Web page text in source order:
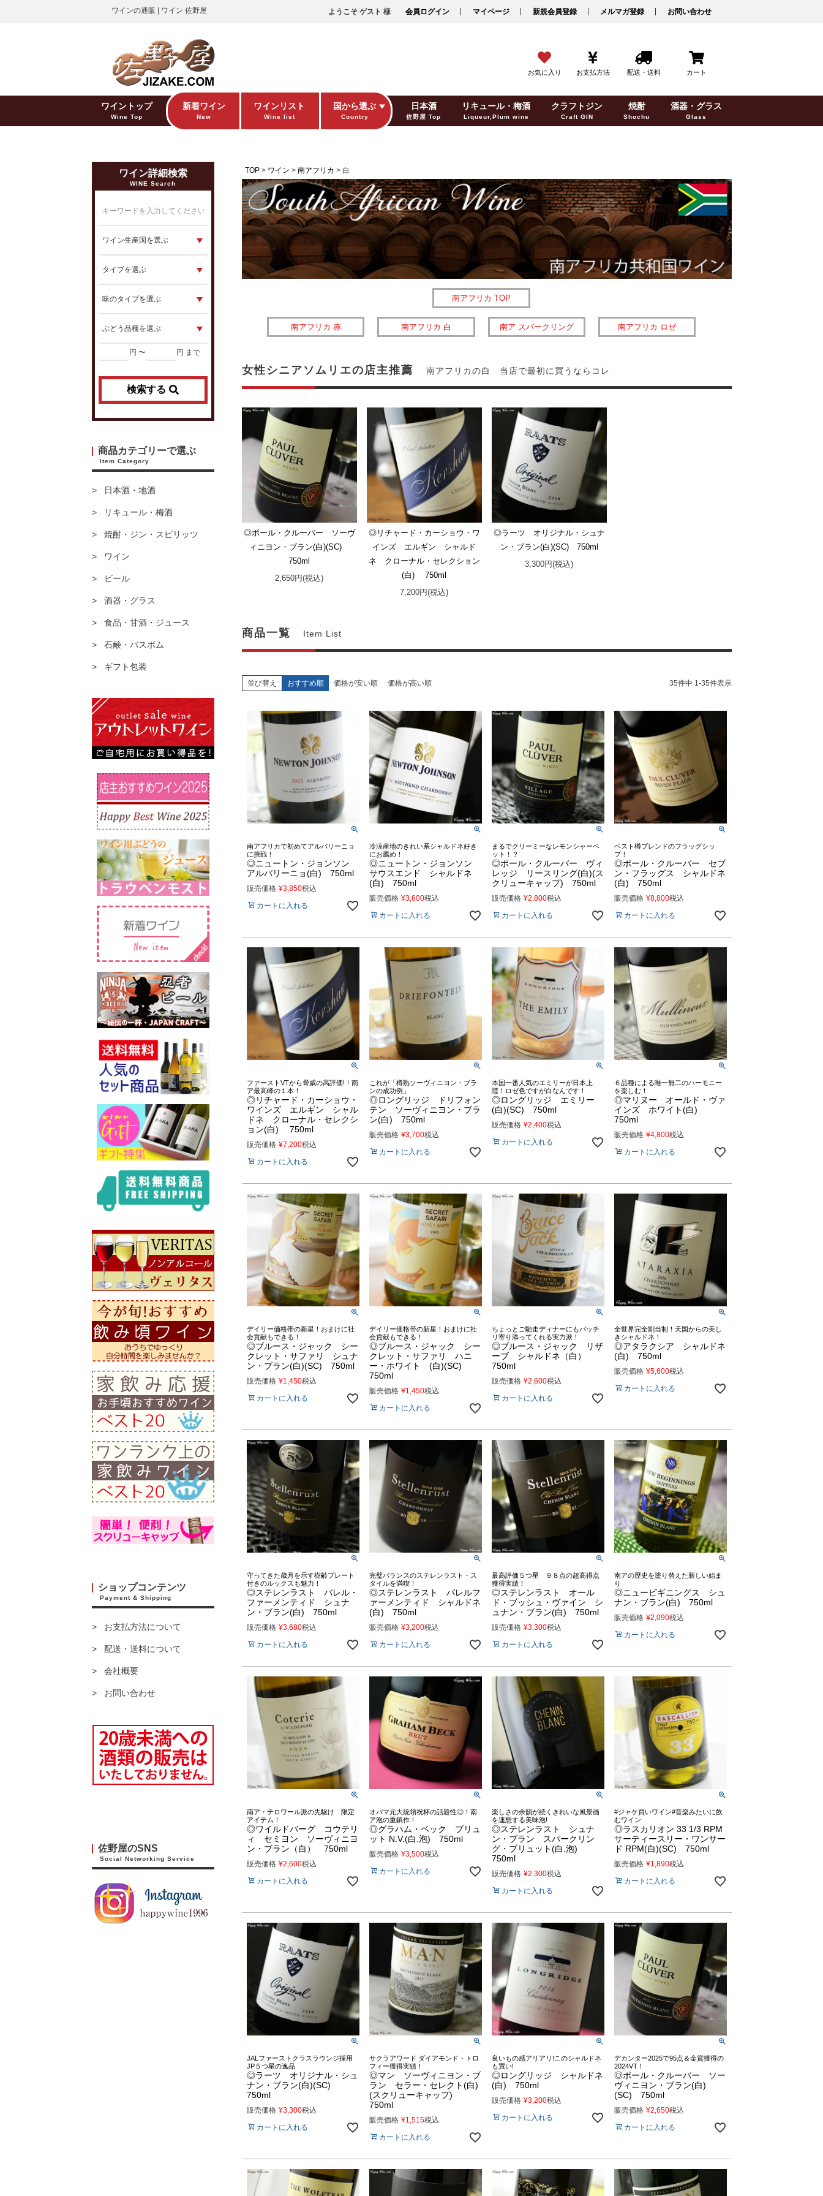
ワインの通販 | ワイン 佐野屋 ようこそ ゲスト 様 会員ログイン マイページ 新規会員登録 メルマガ登録 お問い合わせ
お気に入り お支払方法 配送・送料 カート
ワイントップ
Wine Top
新着ワイン
New
ワインリスト
Wine list
国から選ぶ
Country
日本酒
佐野屋 Top
リキュール・梅酒
Liqueur,Plum wine
クラフトジン
Craft GIN
焼酎
Shochu
酒器・グラス
Glass
ワイン詳細検索
WINE Search
円 〜 円 まで
検索する
商品カテゴリーで選ぶ
Item Category
日本酒・地酒
リキュール・梅酒
焼酎・ジン・スピリッツ
ワイン
ビール
酒器・グラス
食品・甘酒・ジュース
石鹸・バスボム
ギフト包装
ショップコンテンツ
Payment & Shipping
お支払方法について
配送・送料について
会社概要
お問い合わせ
佐野屋のSNS
Social Networking Service
TOP ワイン 南アフリカ 白
南アフリカ TOP
南アフリカ 赤 南アフリカ 白 南ア スパークリング 南アフリカ ロゼ
女性シニアソムリエの店主推薦 南アフリカの白 当店で最初に買うならコレ
◎ポール・クルーバー ソーヴ
ィニヨン・ブラン(白)(SC)
750ml
2,650円(税込)
◎リチャード・カーショウ・ワ
インズ エルギン シャルド
ネ クローナル・セレクション
(白) 750ml
7,200円(税込)
◎ラーツ オリジナル・シュナ
ン・ブラン(白)(SC) 750ml
3,300円(税込)
商品一覧 Item List
並び替え おすすめ順 価格が安い順 価格が高い順 35件中 1-35件表示
南アフリカで初めてアルバリーニョ
に挑戦！
◎ニュートン・ジョンソン
アルバリーニョ(白) 750ml
販売価格 ¥3,850税込
カートに入れる
冷涼産地のきれい系シャルドネ好き
にお薦め！
◎ニュートン・ジョンソン
サウスエンド シャルドネ
(白) 750ml
販売価格 ¥3,600税込
カートに入れる
まるでクリーミーなレモンシャーベ
ット！？
◎ポール・クルーバー ヴィ
レッジ リースリング(白)(ス
クリューキャップ) 750ml
販売価格 ¥2,800税込
カートに入れる
ベスト樽ブレンドのフラッグシッ
プ！
◎ポール・クルーバー セブ
ン・フラッグス シャルドネ
(白) 750ml
販売価格 ¥8,800税込
カートに入れる
ファーストVTから脅威の高評価!！南
ア最高峰の１本！
◎リチャード・カーショウ・
ワインズ エルギン シャル
ドネ クローナル・セレクシ
ョン(白) 750ml
販売価格 ¥7,200税込
カートに入れる
これが「樽熟ソーヴィニヨン・ブラ
ンの成功例」
◎ロングリッジ ドリフォン
テン ソーヴィニヨン・ブラ
ン(白) 750ml
販売価格 ¥3,700税込
カートに入れる
本国一番人気のエミリーが日本上
陸！ロゼ色ですが白なんです！
◎ロングリッジ エミリー
(白)(SC) 750ml
販売価格 ¥2,400税込
カートに入れる
６品種による唯一無二のハーモニー
を楽しむ！
◎マリヌー オールド・ヴァ
インズ ホワイト(白)
750ml
販売価格 ¥4,800税込
カートに入れる
デイリー価格帯の新星！おまけに社
会貢献もできる！
◎ブルース・ジャック シー
クレット・サファリ シュナ
ン・ブラン(白)(SC) 750ml
販売価格 ¥1,450税込
カートに入れる
デイリー価格帯の新星！おまけに社
会貢献もできる！
◎ブルース・ジャック シー
クレット・サファリ ハニ
ー・ホワイト (白)(SC)
750ml
販売価格 ¥1,450税込
カートに入れる
ちょっとご馳走ディナーにもバッチ
リ寄り添ってくれる実力派！
◎ブルース・ジャック リザ
ーブ シャルドネ（白）
750ml
販売価格 ¥2,600税込
カートに入れる
全世界完全割当制！天国からの美し
きシャルドネ！
◎アタラクシア シャルドネ
(白) 750ml
販売価格 ¥5,600税込
カートに入れる
守ってきた歳月を示す樹齢プレート
付きのルックスも魅力！
◎ステレンラスト バレル・
ファーメンティド シュナ
ン・ブラン(白) 750ml
販売価格 ¥3,680税込
カートに入れる
完璧バランスのステレンラスト・ス
タイルを満喫！
◎ステレンラスト バレルフ
ァーメンティド シャルドネ
(白) 750ml
販売価格 ¥3,200税込
カートに入れる
最高評価５つ星 ９８点の超高得点
獲得実績！
◎ステレンラスト オール
ド・ブッシュ・ヴァイン シ
ュナン・ブラン(白) 750ml
販売価格 ¥3,300税込
カートに入れる
南アの歴史を塗り替えた新しい始ま
り
◎ニュービギニングス シュ
ナン・ブラン(白) 750ml
販売価格 ¥2,090税込
カートに入れる
南ア・テロワール派の先駆け 限定
アイテム！
◎ワイルドバーグ コウテリ
ィ セミヨン ソーヴィニヨ
ン・ブラン（白） 750ml
販売価格 ¥2,600税込
カートに入れる
オバマ元大統領祝杯の話題性◎！南
ア泡の重鎮作！
◎グラハム・ベック ブリュ
ット N.V.(白.泡) 750ml
販売価格 ¥3,500税込
カートに入れる
楽しさの余韻が続くきれいな風景画
を連想する美味泡!
◎ステレンラスト シュナ
ン・ブラン スパークリン
グ・ブリュット(白.泡)
750ml
販売価格 ¥2,300税込
カートに入れる
#ジャケ買いワイン#音楽みたいに飲
むワイン
◎ラスカリオン 33 1/3 RPM
サーティースリー・ワンサー
ド RPM(白)(SC) 750ml
販売価格 ¥1,890税込
カートに入れる
JALファーストクラスラウンジ採用
JP５つ星の逸品
◎ラーツ オリジナル・シュ
ナン・ブラン(白)(SC)
750ml
販売価格 ¥3,300税込
カートに入れる
サクラアワード ダイアモンド・トロ
フィー獲得実績！
◎マン ソーヴィニヨン・ブ
ラン セラー・セレクト(白)
(スクリューキャップ)
750ml
販売価格 ¥1,515税込
カートに入れる
良いもの感アリアリ!このシャルドネ
も買い!
◎ロングリッジ シャルドネ
(白) 750ml
販売価格 ¥3,200税込
カートに入れる
デカンター2025で95点＆金賞獲得の
2024VT！
◎ポール・クルーバー ソー
ヴィニヨン・ブラン(白)
(SC) 750ml
販売価格 ¥2,650税込
カートに入れる